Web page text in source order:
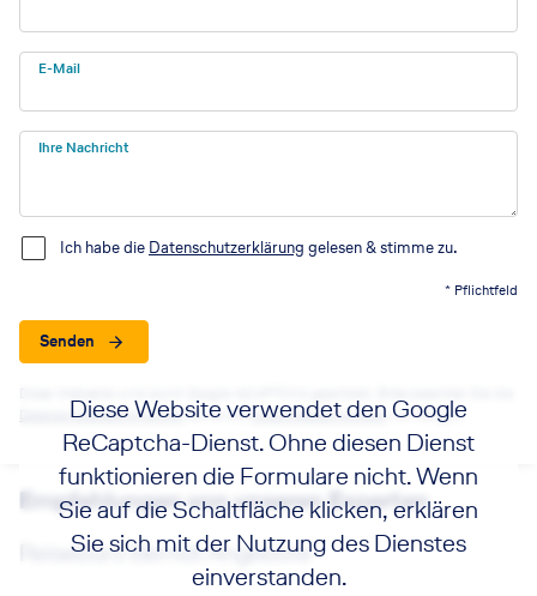
E-Mail
Ihre Nachricht
Ich habe die Datenschutzerklärung gelesen & stimme zu.
* Pflichtfeld
Senden
Diese Website verwendet den Google
ReCaptcha-Dienst. Ohne diesen Dienst
funktionieren die Formulare nicht. Wenn
Sie auf die Schaltfläche klicken, erklären
Sie sich mit der Nutzung des Dienstes
einverstanden.
Datenschutzbestimmungensowie dieNutzungsbedingungen von Google.
Empfehlungen von unseren Experten
Reisebüro Berndt Angebote